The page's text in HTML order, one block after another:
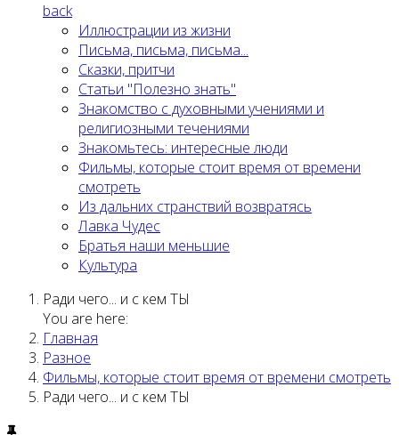
back
Иллюстрации из жизни
Письма, письма, письма...
Сказки, притчи
Статьи "Полезно знать"
Знакомство с духовными учениями и
религиозными течениями
Знакомьтесь: интересные люди
Фильмы, которые стоит время от времени
смотреть
Из дальних странствий возвратясь
Лавка Чудес
Братья наши меньшие
Культура
Ради чего... и с кем ТЫ
You are here:
Главная
Разное
Фильмы, которые стоит время от времени смотреть
Ради чего... и с кем ТЫ